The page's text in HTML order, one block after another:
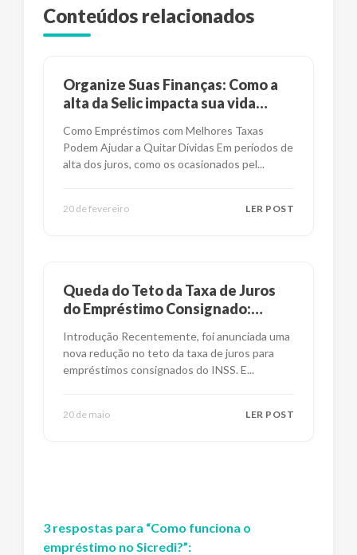
Conteúdos relacionados
Organize Suas Finanças: Como a
alta da Selic impacta sua vida
Como Empréstimos com Melhores Taxas
Podem Ajudar a Quitar Dívidas Em períodos de
alta dos juros, como os ocasionados pel...
20 de fevereiro LER POST
Queda do Teto da Taxa de Juros
do Empréstimo Consignado:
Introdução Recentemente, foi anunciada uma
nova redução no teto da taxa de juros para
empréstimos consignados do INSS. E...
20 de maio LER POST
3 respostas para “Como funciona o
empréstimo no Sicredi?”: